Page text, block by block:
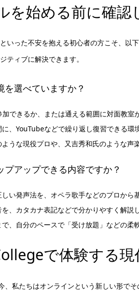
を始める前に確認
いった不安を抱える初心者の方こそ、以
ティブに解決できます。
を選べていますか？
できるか、または通える範囲に対面教室
、YouTubeなどで繰り返し復習できる環
うな現役プロや、又吉秀和氏のような声
プアップできる内容ですか？
い発声法を、オペラ歌手などのプロから
、カタカナ表記などで分かりやすく解説
、自分のペースで「受け放題」などの柔
で体験する
私たちはオンラインという新しい形でそ